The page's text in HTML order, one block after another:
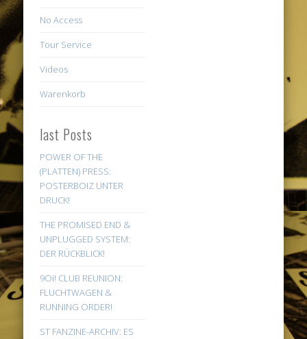
No Access
Tour Service
Videos
Warenkorb
last Posts
POWER OF THE
(PLATTEN) PRESS:
POSTERBOIZ UNTER
DRUCK!
THE PROMISED END &
UNPLUGGED SYSTEM:
DER RÜCKBLICK!
9Oi! CLUB REUNION:
FLUCHTWAGEN &
RUNNING ORDER!
ST FANZINE-ARCHIV: ES